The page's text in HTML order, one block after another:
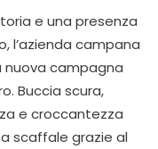
e una presenza
l’azienda campana
nuova campagna
Buccia scura,
e croccantezza
scaffale grazie al